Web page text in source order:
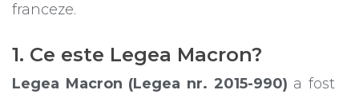
franceze.
1. Ce este Legea Macron?
Legea Macron (Legea nr. 2015-990) a fost